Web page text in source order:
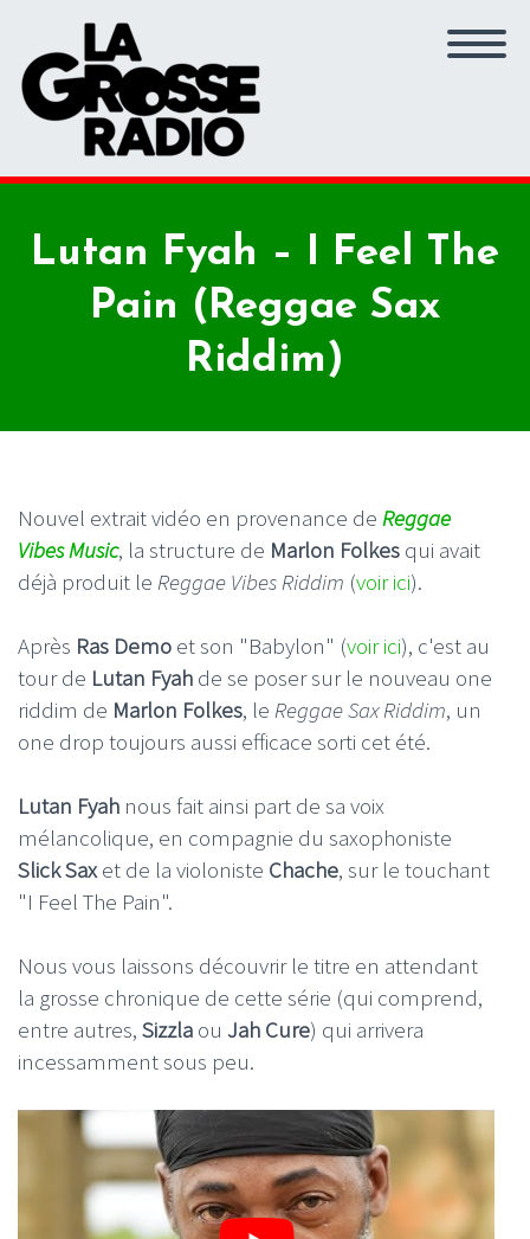
Lutan Fyah – I Feel The
Pain (Reggae Sax
Riddim)
Nouvel extrait vidéo en provenance de Reggae
Vibes Music, la structure de Marlon Folkes qui avait
déjà produit le Reggae Vibes Riddim (voir ici).
Après Ras Demo et son "Babylon" (voir ici), c'est au
tour de Lutan Fyah de se poser sur le nouveau one
riddim de Marlon Folkes, le Reggae Sax Riddim, un
one drop toujours aussi efficace sorti cet été.
Lutan Fyah nous fait ainsi part de sa voix
mélancolique, en compagnie du saxophoniste
Slick Saxet de la violoniste Chache, sur le touchant
"I Feel The Pain".
Nous vous laissons découvrir le titre en attendant
la grosse chronique de cette série (qui comprend,
entre autres, Sizzla ou Jah Cure) qui arrivera
incessamment sous peu.